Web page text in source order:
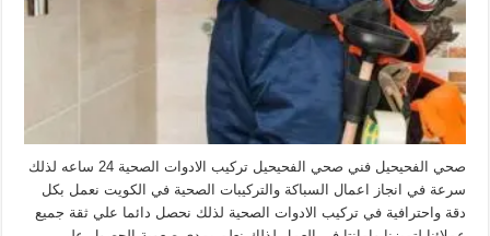
صحي الفحيحيل فني صحي الفحيحيل تركيب الادوات الصحية 24 ساعه لذلك
سرعة في انجاز اعمال السباكة والتركيبات الصحية في الكويت نعمل بكل
دقة واحترافية في تركيب الادوات الصحية لذلك نحصل دائما علي ثقة جميع